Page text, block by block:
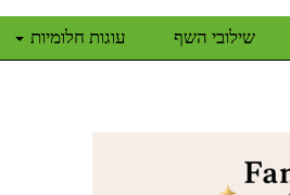
שילובי השף עוגות חלומיות